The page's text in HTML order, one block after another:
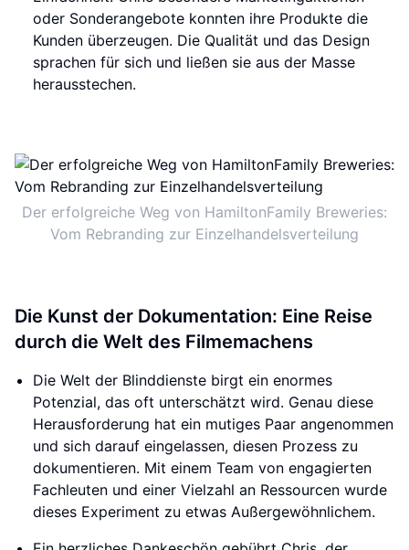
oder Sonderangebote konnten ihre Produkte die
Kunden überzeugen. Die Qualität und das Design
sprachen für sich und ließen sie aus der Masse
herausstechen.
Der erfolgreiche Weg von HamiltonFamily Breweries:
Vom Rebranding zur Einzelhandelsverteilung
Die Kunst der Dokumentation: Eine Reise
durch die Welt des Filmemachens
Die Welt der Blinddienste birgt ein enormes
Potenzial, das oft unterschätzt wird. Genau diese
Herausforderung hat ein mutiges Paar angenommen
und sich darauf eingelassen, diesen Prozess zu
dokumentieren. Mit einem Team von engagierten
Fachleuten und einer Vielzahl an Ressourcen wurde
dieses Experiment zu etwas Außergewöhnlichem.